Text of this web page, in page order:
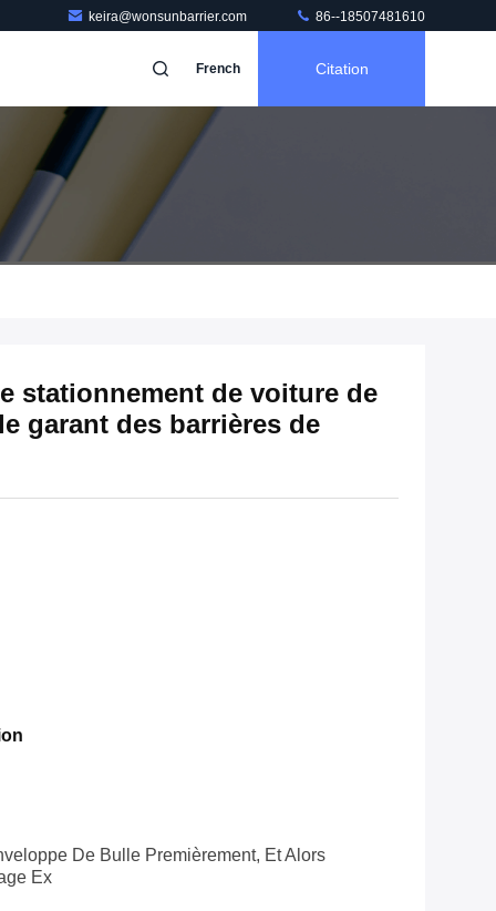
keira@wonsunbarrier.com 86--18507481610
French Citation
stationnement de voiture de
garant des barrières de
De Bulle Premièrement, Et Alors
Ex